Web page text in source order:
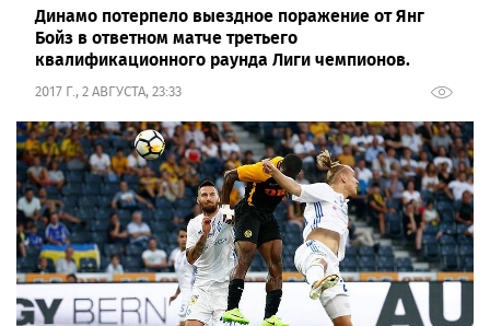
Динамо потерпело выездное поражение от Янг
Бойз в ответном матче третьего
квалификационного раунда Лиги чемпионов.
2017 Г., 2 АВГУСТА, 23:33